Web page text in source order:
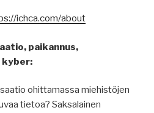
ichca.com/about
paikannus,
ohittamassa miehistöjen
tietoa? Saksalainen